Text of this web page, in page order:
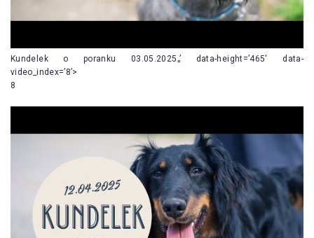
Kundelek o poranku 03.05.2025„’ data-height=’465′ data-
video_index=’8’>
8